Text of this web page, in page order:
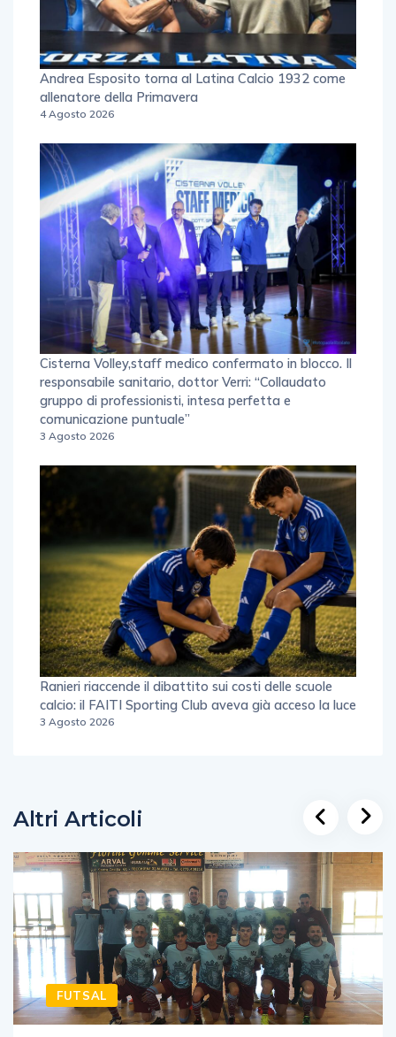
Andrea Esposito torna al Latina Calcio 1932 come
allenatore della Primavera
4 Agosto 2026
Cisterna Volley,staff medico confermato in blocco. Il
responsabile sanitario, dottor Verri: “Collaudato
gruppo di professionisti, intesa perfetta e
comunicazione puntuale”
3 Agosto 2026
Ranieri riaccende il dibattito sui costi delle scuole
calcio: il FAITI Sporting Club aveva già acceso la luce
3 Agosto 2026
Altri Articoli
FUTSAL